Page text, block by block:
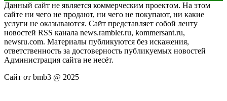
Данный сайт не является коммерческим проектом. На этом
сайте ни чего не продают, ни чего не покупают, ни какие
услуги не оказываются. Сайт представляет собой ленту
новостей RSS канала news.rambler.ru, kommersant.ru,
newsru.com. Материалы публикуются без искажения,
ответственность за достоверность публикуемых новостей
Администрация сайта не несёт.
Сайт от bmb3 @ 2025